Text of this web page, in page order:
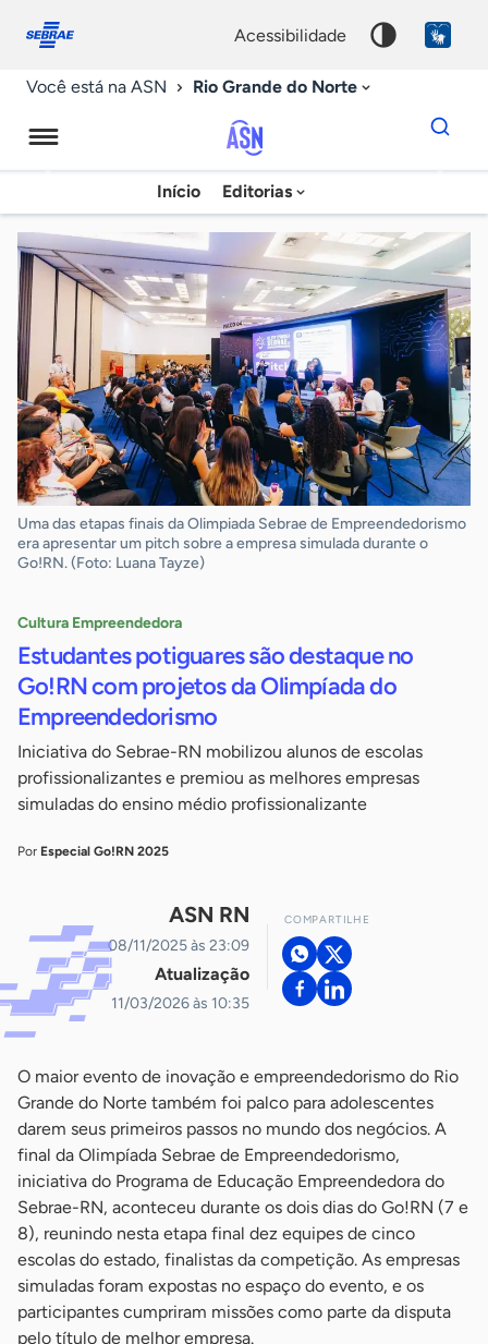
conosco
acessibilidade
Você está na ASN Rio Grande do Norte
Agência
Sebrae
de
Notícias
Início Editorias
Dados
para
chave
Uma das etapas finais da Olimpiada Sebrae de Empreendedorismo
era apresentar um pitch sobre a empresa simulada durante o
Go!RN. (Foto: Luana Tayze)
Cultura Empreendedora
Estudantes potiguares são destaque no
Go!RN com projetos da Olimpíada do
Empreendedorismo
Iniciativa do Sebrae-RN mobilizou alunos de escolas
profissionalizantes e premiou as melhores empresas
simuladas do ensino médio profissionalizante
Por Especial Go!RN 2025
ASN RN
08/11/2025 às 23:09
Atualização
11/03/2026 às 10:35
COMPARTILHE
O maior evento de inovação e empreendedorismo do Rio
Grande do Norte também foi palco para adolescentes
darem seus primeiros passos no mundo dos negócios. A
final da Olimpíada Sebrae de Empreendedorismo,
iniciativa do Programa de Educação Empreendedora do
Sebrae-RN, aconteceu durante os dois dias do Go!RN (7 e
8), reunindo nesta etapa final dez equipes de cinco
escolas do estado, finalistas da competição. As empresas
simuladas foram expostas no espaço do evento, e os
participantes cumpriram missões como parte da disputa
pelo título de melhor empresa.